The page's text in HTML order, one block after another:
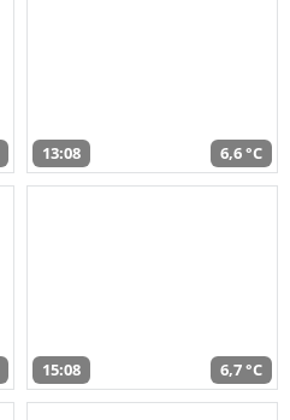
13:08 6,6 °C
15:08 6,7 °C